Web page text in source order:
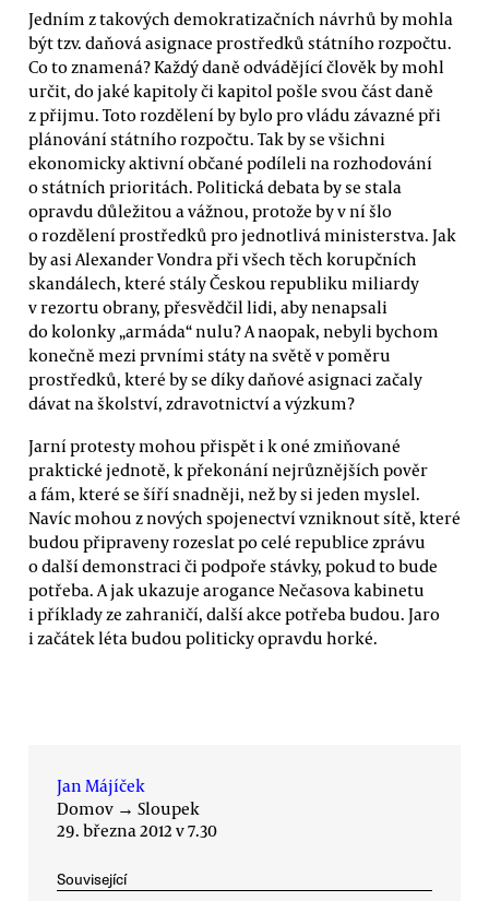
Jedním z takových demokratizačních návrhů by mohla
být tzv. daňová asignace prostředků státního rozpočtu.
Co to znamená? Každý daně odvádějící člověk by mohl
určit, do jaké kapitoly či kapitol pošle svou část daně
z přijmu. Toto rozdělení by bylo pro vládu závazné při
plánování státního rozpočtu. Tak by se všichni
ekonomicky aktivní občané podíleli na rozhodování
o státních prioritách. Politická debata by se stala
opravdu důležitou a vážnou, protože by v ní šlo
o rozdělení prostředků pro jednotlivá ministerstva. Jak
by asi Alexander Vondra při všech těch korupčních
skandálech, které stály Českou republiku miliardy
v rezortu obrany, přesvědčil lidi, aby nenapsali
do kolonky „armáda“ nulu? A naopak, nebyli bychom
konečně mezi prvními státy na světě v poměru
prostředků, které by se díky daňové asignaci začaly
dávat na školství, zdravotnictví a výzkum?
Jarní protesty mohou přispět i k oné zmiňované
praktické jednotě, k překonání nejrůznějších pověr
a fám, které se šíří snadněji, než by si jeden myslel.
Navíc mohou z nových spojenectví vzniknout sítě, které
budou připraveny rozeslat po celé republice zprávu
o další demonstraci či podpoře stávky, pokud to bude
potřeba. A jak ukazuje arogance Nečasova kabinetu
i příklady ze zahraničí, další akce potřeba budou. Jaro
i začátek léta budou politicky opravdu horké.
Jan Májíček
Domov → Sloupek
29. března 2012 v 7.30
Související